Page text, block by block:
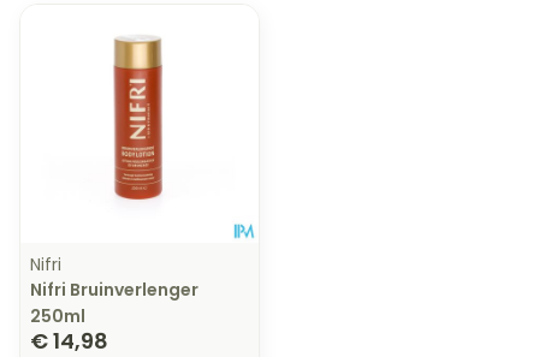
Nifri
Nifri Bruinverlenger
250ml
€ 14,98